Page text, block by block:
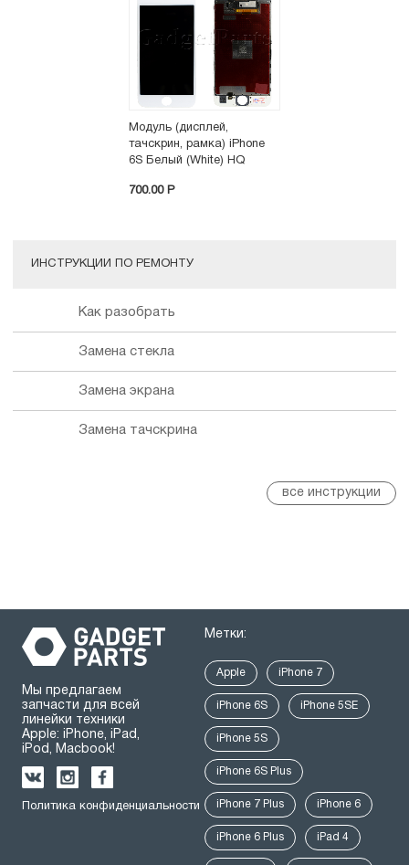
Модуль (дисплей,
тачскрин, рамка) iPhone
6S Белый (White) HQ
700.00 P
ИНСТРУКЦИИ ПО РЕМОНТУ
Как разобрать
Замена стекла
Замена экрана
Замена тачскрина
все инструкции
Мы предлагаем
запчасти для всей
линейки техники
Apple: iPhone, iPad,
iPod, Macbook!
Политика конфиденциальности
Метки:
Apple iPhone 7
iPhone 6S iPhone 5SE
iPhone 5S
iPhone 6S Plus
iPhone 7 Plus iPhone 6
iPhone 6 Plus iPad 4